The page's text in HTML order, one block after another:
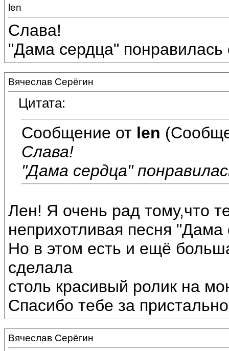
len
Слава!
"Дама сердца" понравилась
Вячеслав Серёгин
Цитата:
Сообщение от len
Слава!
"Дама сердца"
Лен! Я очень рад тому,что
неприхотливая песня "Дама
Но в этом есть и ещё
сделала
столь красивый ролик на
Спасибо тебе за
Вячеслав Серёгин